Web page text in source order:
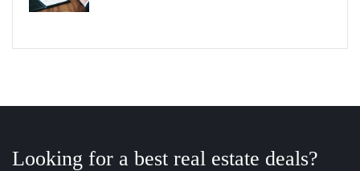
Looking for a best real estate deals?